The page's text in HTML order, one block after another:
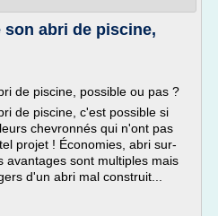
son abri de piscine,
de piscine, possible ou pas ?
de piscine, c'est possible si
chevronnés qui n'ont pas
projet ! Économies, abri sur-
avantages sont multiples mais
d'un abri mal construit...